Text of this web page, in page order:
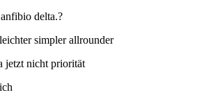
delta.?
simpler allrounder
jetzt nicht priorität